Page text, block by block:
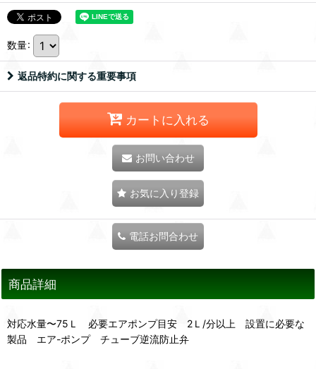
数量:
返品特約に関する重要事項
カートに入れる
お問い合わせ
お気に入り登録
電話お問合わせ
商品詳細
対応水量〜75Ｌ 必要エアポンプ目安 2Ｌ/分以上 設置に必要な
製品 エア-ポンプ チューブ逆流防止弁